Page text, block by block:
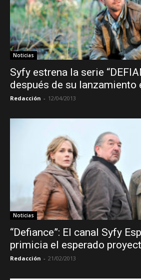
Noticias
Syfy estrena la serie
después de su lanzamiento
Redacción - 12/04/2013
Noticias
“Defiance”: El canal Syfy
primicia el esperado
Redacción - 21/02/2013